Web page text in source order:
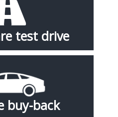
test drive
buy-back